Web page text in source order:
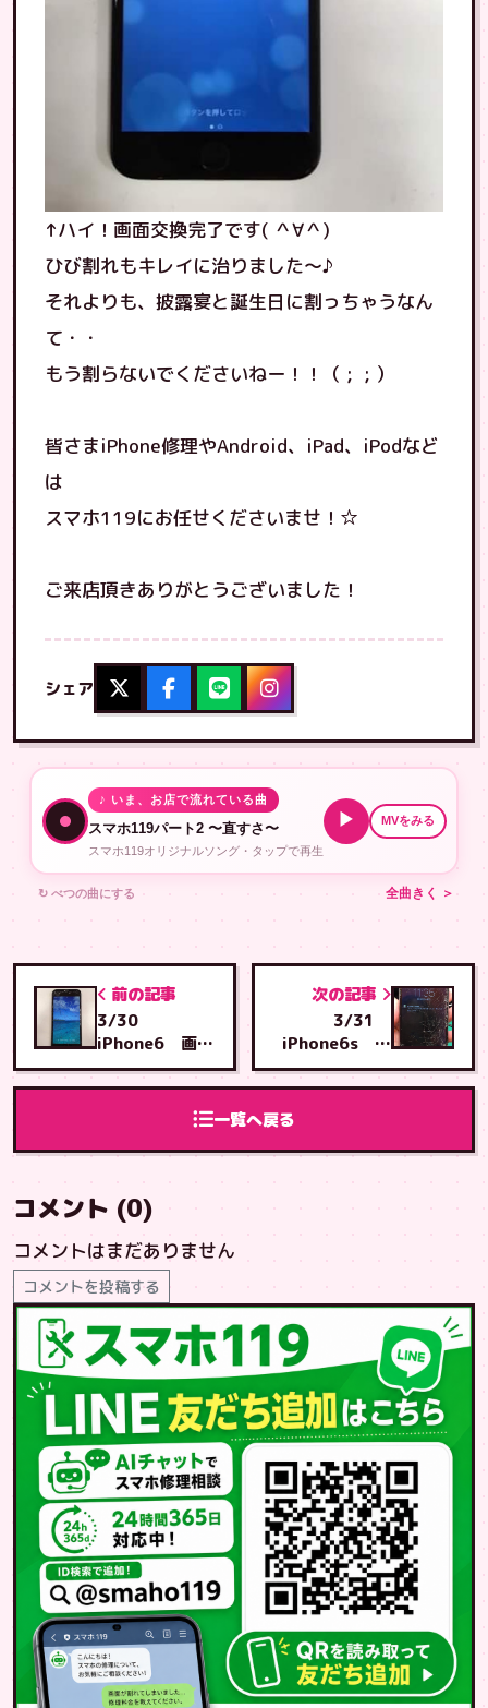
↑ハイ！画面交換完了です( ＾∀＾)
ひび割れもキレイに治りました〜♪
それよりも、披露宴と誕生日に割っちゃうなん
て・・
もう割らないでくださいねー！！（ ; ; ）
皆さまiPhone修理やAndroid、iPad、iPodなど
は
スマホ119にお任せくださいませ！☆
ご来店頂きありがとうございました！
シェア
♪ いま、お店で流れている曲
スマホ119パート2 〜直すさ〜
スマホ119オリジナルソング・タップで再生
▶ MVをみる
↻ べつの曲にする 全曲きく ＞
前の記事
3/30
iPhone6 画面
交換 那覇市宇
栄原から とよ
み店へご来店
一覧へ戻る
次の記事
3/31
iPhone6s 画
面交換 大里か
ら イオン南城
コメント (0)
コメントはまだありません
コメントを投稿する